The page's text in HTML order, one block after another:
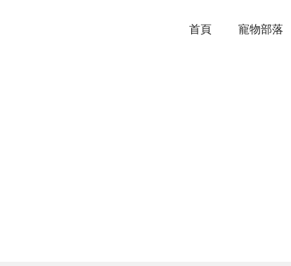
首頁 寵物部落